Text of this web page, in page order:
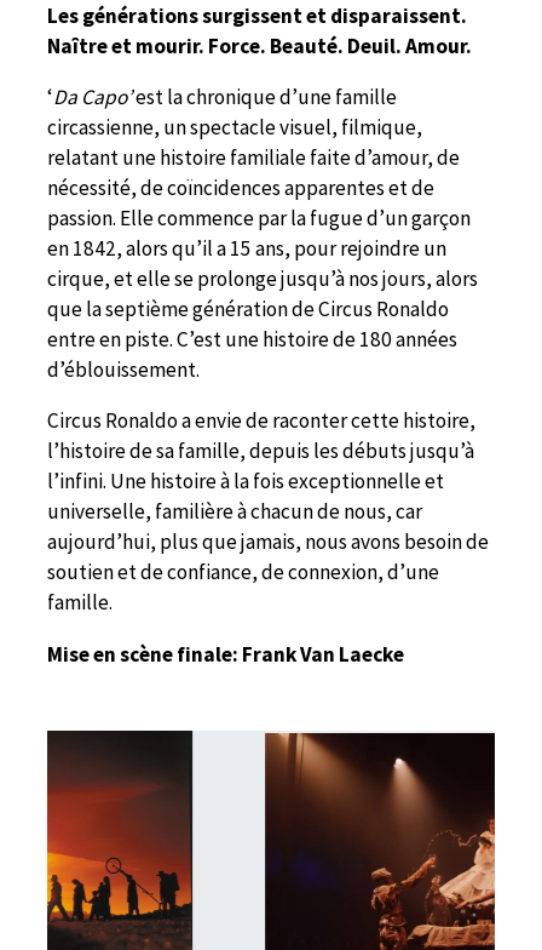
Les générations surgissent et disparaissent.
Naître et mourir. Force. Beauté. Deuil. Amour.
‘Da Capo’est la chronique d’une famille
circassienne, un spectacle visuel, filmique,
relatant une histoire familiale faite d’amour, de
nécessité, de coïncidences apparentes et de
passion. Elle commence par la fugue d’un garçon
en 1842, alors qu’il a 15 ans, pour rejoindre un
cirque, et elle se prolonge jusqu’à nos jours, alors
que la septième génération de Circus Ronaldo
entre en piste. C’est une histoire de 180 années
d’éblouissement.
Circus Ronaldo a envie de raconter cette histoire,
l’histoire de sa famille, depuis les débuts jusqu’à
l’infini. Une histoire à la fois exceptionnelle et
universelle, familière à chacun de nous, car
aujourd’hui, plus que jamais, nous avons besoin de
soutien et de confiance, de connexion, d’une
famille.
Mise en scène finale: Frank Van Laecke